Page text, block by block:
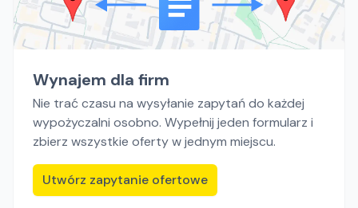
Wynajem dla firm
Nie trać czasu na wysyłanie zapytań do każdej
wypożyczalni osobno. Wypełnij jeden formularz i
zbierz wszystkie oferty w jednym miejscu.
Utwórz zapytanie ofertowe